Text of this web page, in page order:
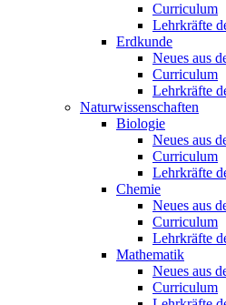
Curriculum
Lehrkräfte
Erdkunde
Neues aus
Curriculum
Lehrkräfte
Naturwissenschaften
Biologie
Neues aus
Curriculum
Lehrkräfte
Chemie
Neues aus
Curriculum
Lehrkräfte
Mathematik
Neues aus
Curriculum